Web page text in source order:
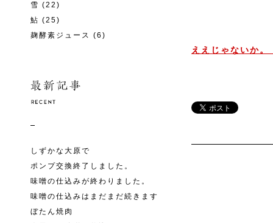
雪 (22)
鮎 (25)
麹酵素ジュース (6)
しずかな大原で
ポンプ交換終了しました。
味噌の仕込みが終わりました。
味噌の仕込みはまだまだ続きます
ぼたん焼肉
ええじゃないか